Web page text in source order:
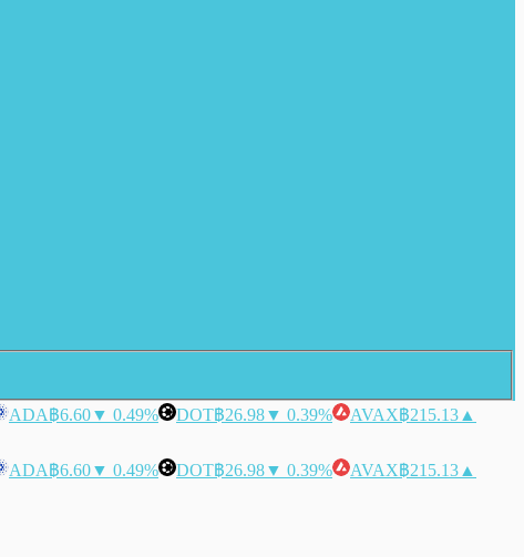
ADA฿6.60▼ 0.49% DOT฿26.98▼ 0.39% AVAX฿215.13 ▲
ADA฿6.60▼ 0.49% DOT฿26.98▼ 0.39% AVAX฿215.13 ▲